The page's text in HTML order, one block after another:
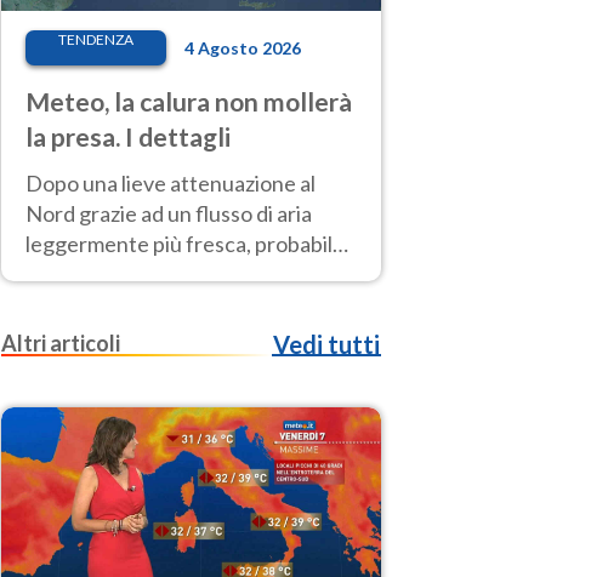
TENDENZA 4 Agosto 2026
Meteo, la calura non mollerà
la presa. I dettagli
Dopo una lieve attenuazione al
Nord grazie ad un flusso di aria
leggermente più fresca, probabile
nuovo rinforzo dell’anticiclone
Altri articoli
Vedi tutti